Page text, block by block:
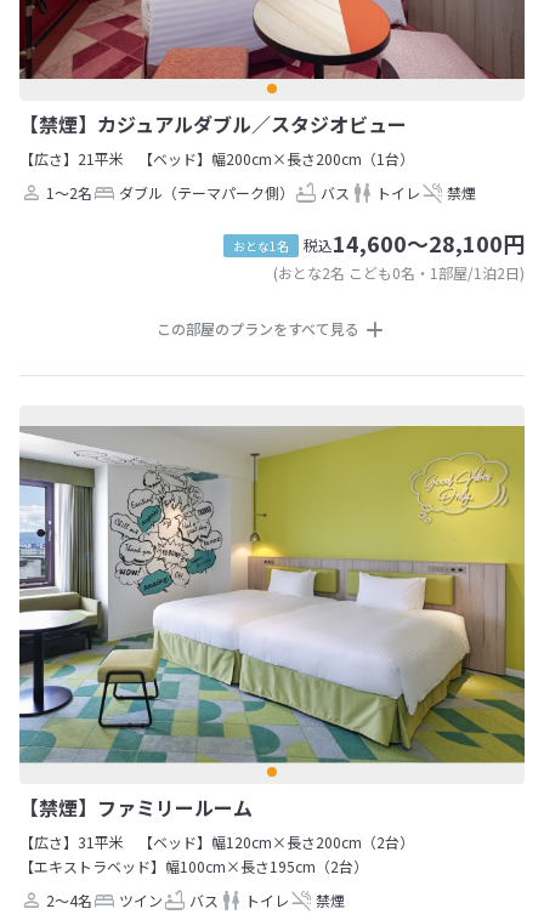
【禁煙】カジュアルダブル／スタジオビュー
【広さ】21平米
【ベッド】幅200cm×長さ200cm（1台）
1～2名
ダブル（テーマパーク側） バス トイレ 禁煙
おとな1名 税込14,600～28,100円
(おとな2名 こども0名・1部屋/1泊2日)
この部屋のプランをすべて見る
【禁煙】ファミリールーム
【広さ】31平米
【ベッド】幅120cm×長さ200cm（2台）
【エキストラベッド】幅100cm×長さ195cm（2台）
2～4名
ツイン バス トイレ 禁煙